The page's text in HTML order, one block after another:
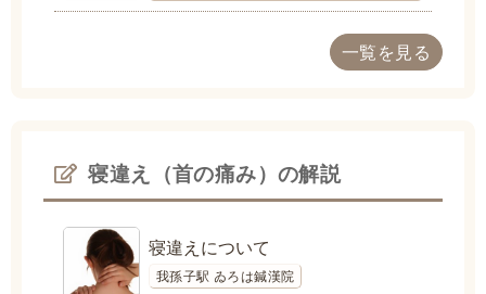
一覧を見る
寝違え（首の痛み）の解説
寝違えについて
我孫子駅 ゐろは鍼漢院